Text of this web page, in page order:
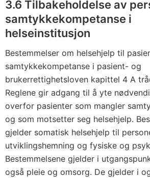
3.6 Tilbakeholdelse av
samtykkekompetanse i
helseinstitusjon
Bestemmelser om helsehjelp til
samtykkekompetanse i pasient- og
brukerrettighetsloven kapittel 4 A
Reglene gir adgang til å yte
overfor pasienter som mangler
og som motsetter seg helsehjelp.
gjelder somatisk helsehjelp til
utviklingshemning og fysiske og
Bestemmelsene gjelder i
også pleie og omsorg. De gjelder i